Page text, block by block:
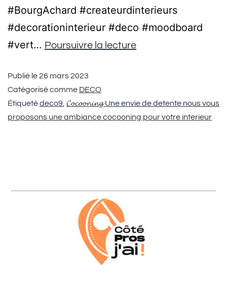
#BourgAchard #createurdinterieurs
#decorationinterieur #deco #moodboard
#vert… Poursuivre la lecture
Publié le26 mars 2023
Catégorisé comme DECO
Étiquetédeco9 𝓒𝓸𝓬𝓸𝓸𝓷𝓲𝓷𝓰 Une envie de detente nous vous
proposons une ambiance cocooning pour votre interieur